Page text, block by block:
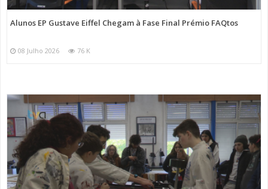
Alunos EP Gustave Eiffel Chegam à Fase Final Prémio FAQtos
08 Julho 2026 76 K